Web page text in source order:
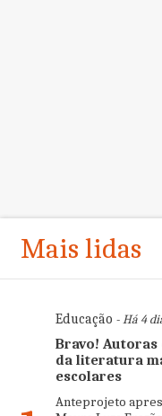
Mais lidas
Educação - Há 4
Bravo! Autoras
da literatura
escolares
Anteprojeto